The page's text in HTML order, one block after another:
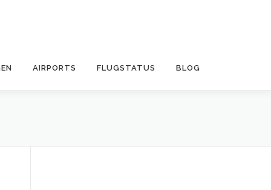
AIRPORTS FLUGSTATUS BLOG